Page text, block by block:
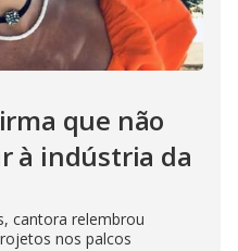
que não
à indústria da
cantora relembrou
nos palcos